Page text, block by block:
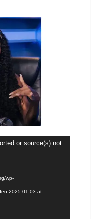
or source(s) not
wp-
2025-01-03-at-